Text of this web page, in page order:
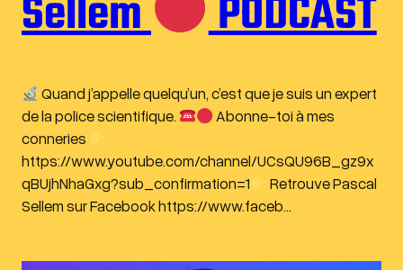
Sellem PODCAST
Quand j’appelle quelqu’un, c’est que je suis un expert
de la police scientifique.
Abonne-toi à mes
conneries
https://www.youtube.com/channel/UCsQU96B_gz9x
qBUjhNhaGxg?sub_confirmation=1
Retrouve Pascal
Sellem sur Facebook https://www.faceb…